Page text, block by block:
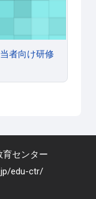
者向け研修
センター
edu-ctr/